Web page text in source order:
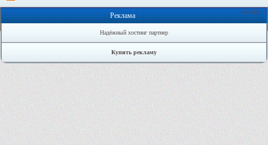
Онлайн: 0
Реклама
Надёжный хостинг партнер
Купить рекламу